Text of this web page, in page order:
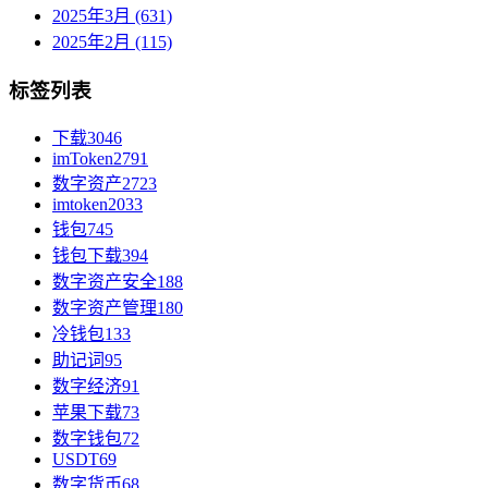
2025年3月 (631)
2025年2月 (115)
标签列表
下载3046
imToken2791
数字资产2723
imtoken2033
钱包745
钱包下载394
数字资产安全188
数字资产管理180
冷钱包133
助记词95
数字经济91
苹果下载73
数字钱包72
USDT69